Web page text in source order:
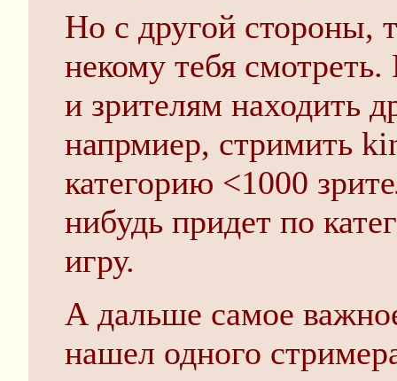
Но с другой стороны,
некому тебя
и зрителям находить
напрмиер, стримить
категорию <1000
нибудь придет по
игру.
А дальше самое
нашел одного